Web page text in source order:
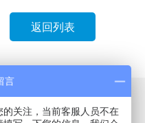
返回列表
言
的关注，当前客服人员不在